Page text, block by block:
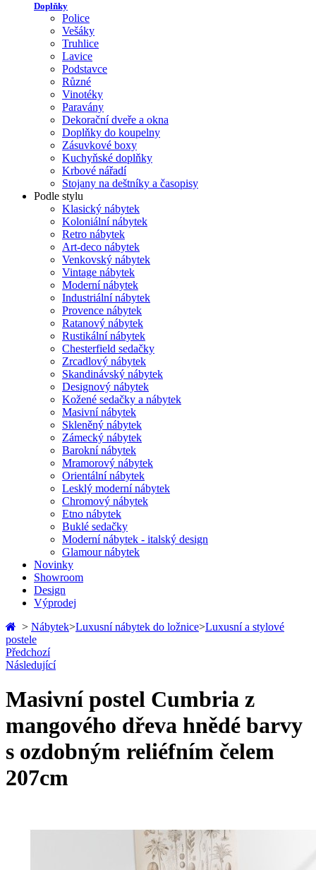
Doplňky
Police
Vešáky
Truhlice
Lavice
Podstavce
Různé
Vinotéky
Paravány
Dekorační dveře a okna
Doplňky do koupelny
Zásuvkové boxy
Kuchyňské doplňky
Krbové nářadí
Stojany na deštníky a časopisy
Podle stylu
Klasický nábytek
Koloniální nábytek
Retro nábytek
Art-deco nábytek
Venkovský nábytek
Vintage nábytek
Moderní nábytek
Industriální nábytek
Provence nábytek
Ratanový nábytek
Rustikální nábytek
Chesterfield sedačky
Zrcadlový nábytek
Skandinávský nábytek
Designový nábytek
Kožené sedačky a nábytek
Masivní nábytek
Skleněný nábytek
Zámecký nábytek
Barokní nábytek
Mramorový nábytek
Orientální nábytek
Lesklý moderní nábytek
Chromový nábytek
Etno nábytek
Buklé sedačky
Moderní nábytek - italský design
Glamour nábytek
Novinky
Showroom
Design
Výprodej
> Nábytek>Luxusní nábytek do ložnice>Luxusní a stylové
postele
Předchozí
Následující
Masivní postel Cumbria z
mangového dřeva hnědé barvy
s ozdobným reliéfním čelem
207cm